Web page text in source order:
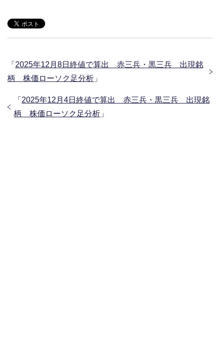
「 2025年12月8日終値で算出 赤三兵・黒三兵 出現銘
柄 株価ローソク足分析 」
「 2025年12月4日終値で算出 赤三兵・黒三兵 出現銘
柄 株価ローソク足分析 」